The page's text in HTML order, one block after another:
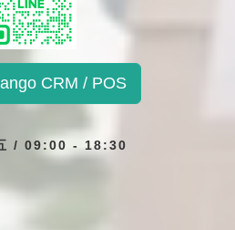
CRM / POS
/ 09:00 - 18:30